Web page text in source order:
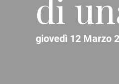
di
giovedì 12 Marzo